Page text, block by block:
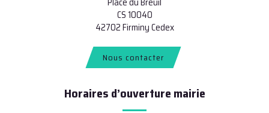
CS 10040
42702 Firminy Cedex
Nous contacter
Horaires d’ouverture mairie